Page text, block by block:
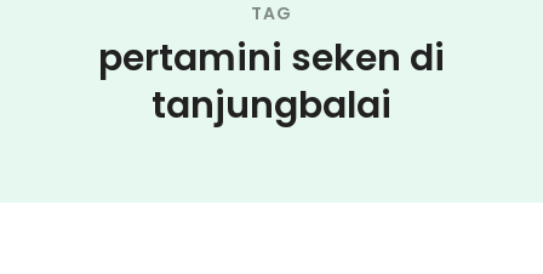
TAG
pertamini seken di
tanjungbalai